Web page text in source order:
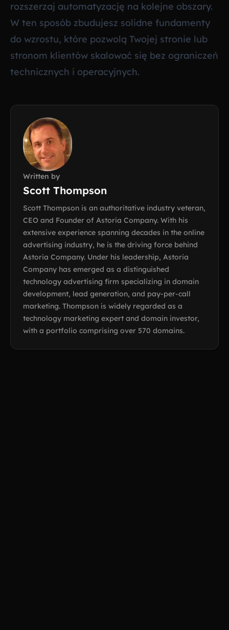
rozszerzaj automatyzację na kolejne obszary.
W ten sposób zbudujesz solidne fundamenty
do wzrostu, które pozwolą Twojej stronie lub
stronom klientów skalować się bez ograniczeń
technicznych i operacyjnych.
Written by
Scott Thompson
Scott Thompson is an authoritative industry veteran,
CEO and Founder of Astoria Company. With his
extensive experience spanning decades in the online
advertising industry, he is the driving force behind
Astoria Company. Under his leadership, Astoria
Company has emerged as a distinguished
technology advertising firm specializing in domain
development, lead generation, and pay-per-call
marketing. Thompson is widely regarded as a
technology marketing expert and domain investor,
with a portfolio comprising over 570 domains.